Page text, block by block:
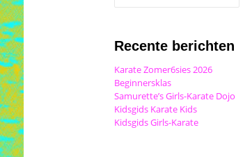
Recente berichten
Karate Zomer6sies 2026
Beginnersklas
Samurette’s Girls-Karate Dojo
Kidsgids Karate Kids
Kidsgids Girls-Karate